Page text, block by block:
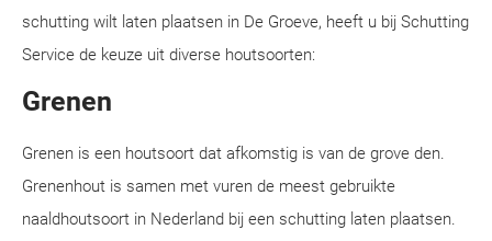
schutting wilt laten plaatsen in De Groeve, heeft u bij Schutting
Service de keuze uit diverse houtsoorten:
Grenen
Grenen is een houtsoort dat afkomstig is van de grove den.
Grenenhout is samen met vuren de meest gebruikte
naaldhoutsoort in Nederland bij een schutting laten plaatsen.